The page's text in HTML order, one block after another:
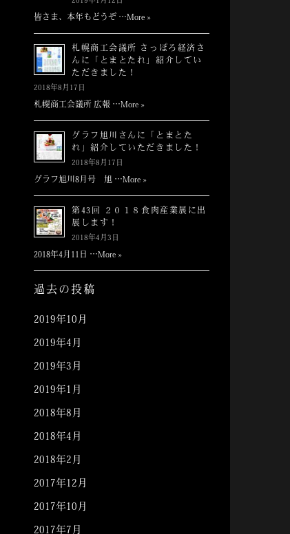
皆さま、本年もどうぞ …More »
札幌商工会議所 さっぽろ経済さ
んに「とまとたれ」紹介してい
ただきました！
2018年8月17日
札幌商工会議所 広報 …More »
グラフ旭川さんに「とまとた
れ」紹介していただきました！
2018年8月17日
グラフ旭川8月号 旭 …More »
第43回 ２０１８食肉産業展に出
展します！
2018年4月3日
2018年4月11日 …More »
過去の投稿
2019年10月
2019年4月
2019年3月
2019年1月
2018年8月
2018年4月
2018年2月
2017年12月
2017年10月
2017年7月